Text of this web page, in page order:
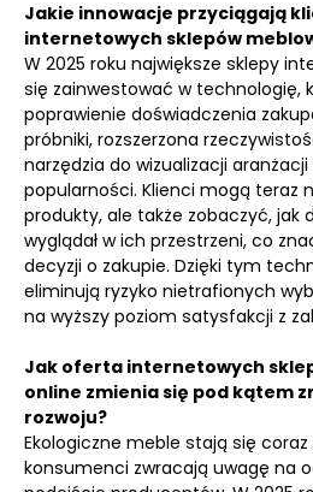
Jakie innowacje przyciągają
internetowych sklepów
W 2025 roku największe sklepy
się zainwestować w technologię,
poprawienie doświadczenia
próbniki, rozszerzona
narzędzia do wizualizacji
popularności. Klienci mogą teraz
produkty, ale także zobaczyć, jak
wyglądał w ich przestrzeni, co
decyzji o zakupie. Dzięki tym
eliminują ryzyko nietrafionych
na wyższy poziom satysfakcji z
Jak oferta internetowych
online zmienia się pod kątem
rozwoju?
Ekologiczne meble stają się
konsumenci zwracają uwagę na